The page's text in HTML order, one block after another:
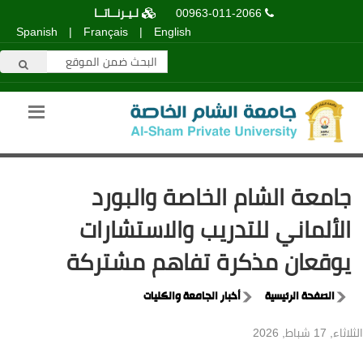
00963-011-2066
لـيـرنــاتــا
English
|
Français
|
Spanish
جامعة الشام الخاصة والبورد
الألماني للتدريب والاستشارات
يوقعان مذكرة تفاهم مشتركة
الصفحة الرئيسية أخبار الجامعة والكليات
الثلاثاء, 17 شباط, 2026